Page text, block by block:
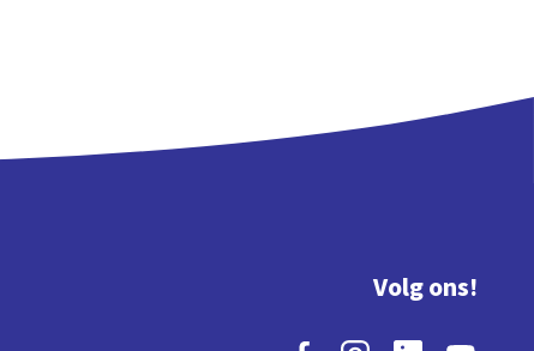
Volg ons!